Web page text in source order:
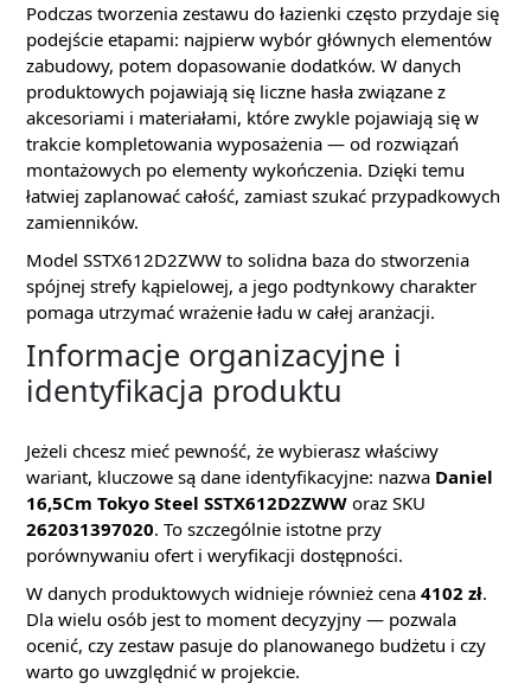
Podczas tworzenia zestawu do łazienki często przydaje się
podejście etapami: najpierw wybór głównych elementów
zabudowy, potem dopasowanie dodatków. W danych
produktowych pojawiają się liczne hasła związane z
akcesoriami i materiałami, które zwykle pojawiają się w
trakcie kompletowania wyposażenia — od rozwiązań
montażowych po elementy wykończenia. Dzięki temu
łatwiej zaplanować całość, zamiast szukać przypadkowych
zamienników.
Model SSTX612D2ZWW to solidna baza do stworzenia
spójnej strefy kąpielowej, a jego podtynkowy charakter
pomaga utrzymać wrażenie ładu w całej aranżacji.
Informacje organizacyjne i
identyfikacja produktu
Jeżeli chcesz mieć pewność, że wybierasz właściwy
wariant, kluczowe są dane identyfikacyjne: nazwa Daniel
16,5Cm Tokyo Steel SSTX612D2ZWW oraz SKU
262031397020. To szczególnie istotne przy
porównywaniu ofert i weryfikacji dostępności.
W danych produktowych widnieje również cena 4102 zł.
Dla wielu osób jest to moment decyzyjny — pozwala
ocenić, czy zestaw pasuje do planowanego budżetu i czy
warto go uwzględnić w projekcie.